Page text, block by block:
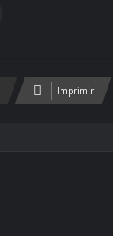
Imprimir